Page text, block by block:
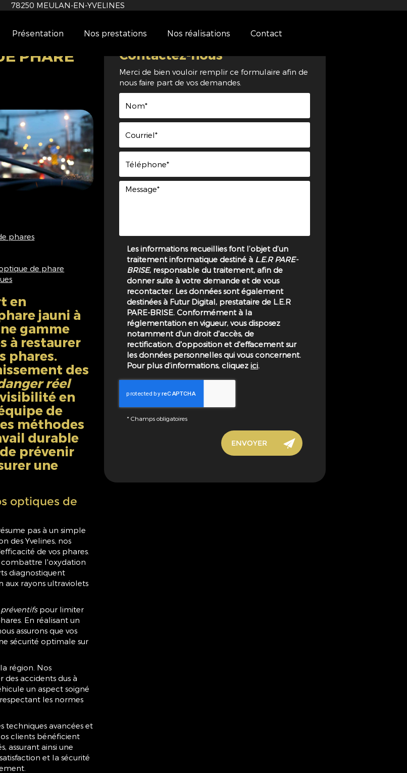
78250 MEULAN-EN-YVELINES
Présentation Nos prestations Nos réalisations Contact
PHARE
phares
de phare
en
jauni à
gamme
à restaurer
phares.
des
réel
en
de
méthodes
durable
prévenir
une
optiques de
pas à un simple
des Yvelines, nos
de vos phares.
l'oxydation
diagnostiquent
aux rayons ultraviolets
pour limiter
En réalisant un
assurons que vos
sécurité optimale sur
région. Nos
accidents dus à
un aspect soigné
les normes
techniques avancées et
clients bénéficient
assurant ainsi une
et la sécurité
Contactez-nous
Merci de bien vouloir remplir ce formulaire afin de
nous faire part de vos demandes.
Les informations recueillies font l’objet d’un
traitement informatique destiné à L.E.R PARE-
BRISE, responsable du traitement, afin de
donner suite à votre demande et de vous
recontacter. Les données sont également
destinées à Futur Digital, prestataire de L.E.R
PARE-BRISE. Conformément à la
réglementation en vigueur, vous disposez
notamment d'un droit d'accès, de
rectification, d'opposition et d'effacement sur
les données personnelles qui vous concernent.
Pour plus d’informations, cliquezici.
*Champs obligatoires